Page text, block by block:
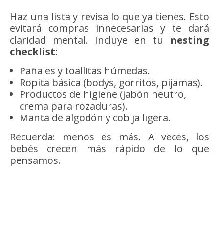
Haz una lista y revisa lo que ya tienes. Esto
evitará compras innecesarias y te dará
claridad mental. Incluye en tu nesting
checklist:
Pañales y toallitas húmedas.
Ropita básica (bodys, gorritos, pijamas).
Productos de higiene (jabón neutro,
crema para rozaduras).
Manta de algodón y cobija ligera.
Recuerda: menos es más. A veces, los
bebés crecen más rápido de lo que
pensamos.